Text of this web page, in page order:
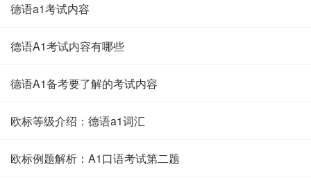
德语a1考试内容
德语A1考试内容有哪些
德语A1备考要了解的考试内容
欧标等级介绍：德语a1词汇
欧标例题解析：A1口语考试第二题